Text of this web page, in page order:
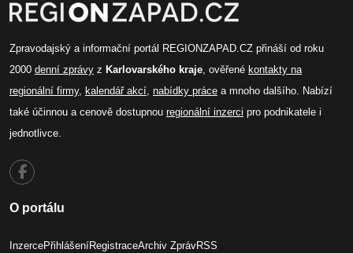
Zpravodajský a informační portál REGIONZAPAD.CZ přináší od roku
2000 denní zprávy z Karlovarského kraje, ověřené kontakty na
regionální firmy, kalendář akcí, nabídky práce a mnoho dalšího. Nabízí
také účinnou a cenově dostupnou regionální inzerci pro podnikatele i
jednotlivce.
O portálu
InzercePřihlášeníRegistraceArchiv ZprávRSS